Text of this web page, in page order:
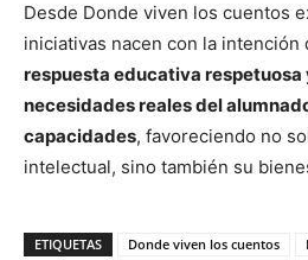
Desde Donde viven los cuentos
iniciativas nacen con la intención
respuesta educativa respetuosa
necesidades reales del
capacidades, favoreciendo no
intelectual, sino también su
ETIQUETAS Donde viven los cuentos